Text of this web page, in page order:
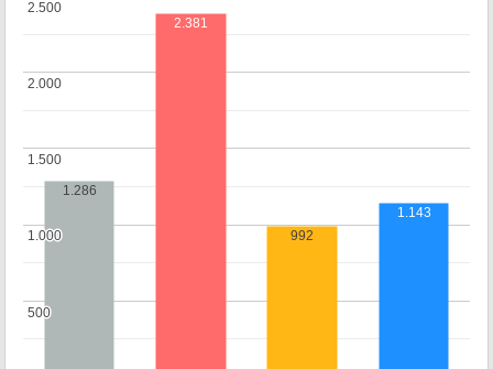
500
500
1.000
1.000
1.500
1.500
2.000
2.000
2.500
2.500
1.286
2.381
992
1.143